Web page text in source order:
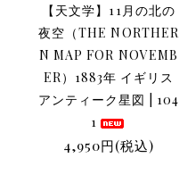
【天文学】11月の北の
夜空（THE NORTHER
N MAP FOR NOVEMB
ER）1883年 イギリス
アンティーク星図 | 104
1
4,950円(税込)